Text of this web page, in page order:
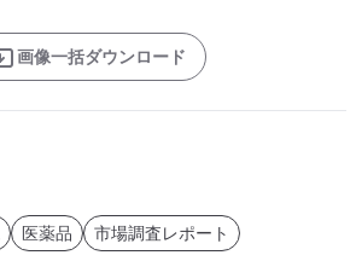
画像一括ダウンロード
医薬品 市場調査レポート